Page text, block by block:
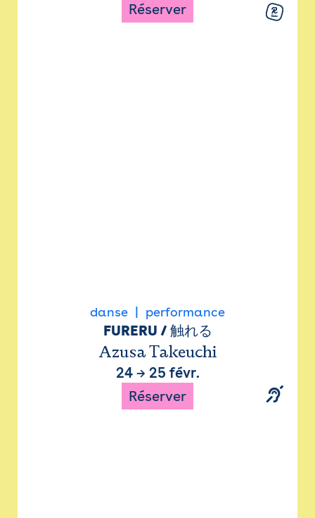
Réserver
danse performance
FURERU / 触れる
Azusa Takeuchi
24→ 25 févr.
Réserver